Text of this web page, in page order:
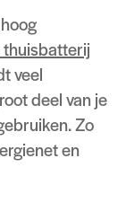
thuisbatterij
veel
deel van je
Zo
en